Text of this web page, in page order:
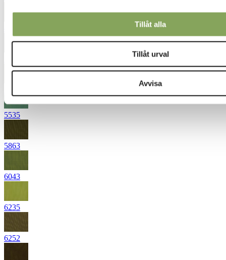
Tillåt alla
Tillåt urval
Avvisa
5535
5863
6043
6235
6252